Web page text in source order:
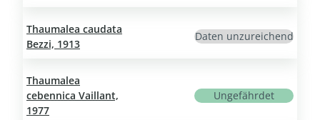
Thaumalea caudata
Bezzi, 1913
Daten unzureichend
Thaumalea
cebennica Vaillant,
1977
Ungefährdet